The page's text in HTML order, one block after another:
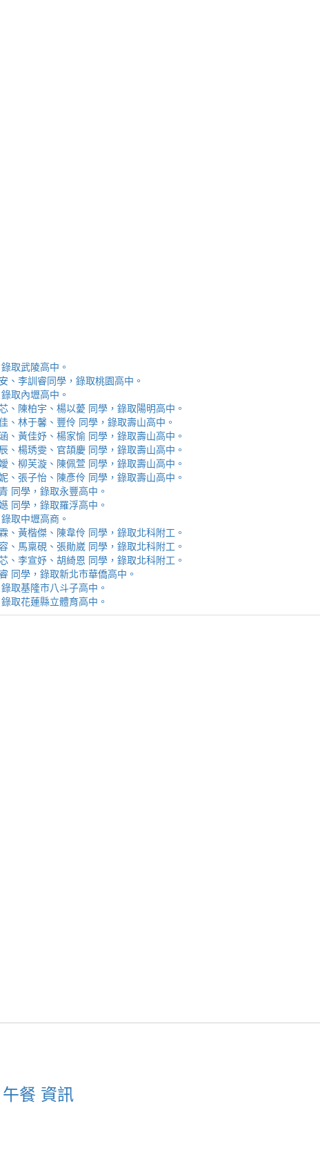
取武陵高中。
李訓睿同學，錄取桃園高中。
取內壢高中。
陳柏宇、楊以薆 同學，錄取陽明高中。
林于馨、豐伶 同學，錄取壽山高中。
黃佳妤、楊家愉 同學，錄取壽山高中。
楊琇雯、官頡慶 同學，錄取壽山高中。
柳芙漩、陳佩萱 同學，錄取壽山高中。
張子怡、陳彥伶 同學，錄取壽山高中。
同學，錄取永豐高中。
同學，錄取羅浮高中。
取中壢高商。
黃楷傑、陳韋伶 同學，錄取北科附工。
馬稟硯、張勛崴 同學，錄取北科附工。
李宣妤、胡綺恩 同學，錄取北科附工。
同學，錄取新北市華僑高中。
取基隆市八斗子高中。
取花蓮縣立體育高中。
餐 資訊